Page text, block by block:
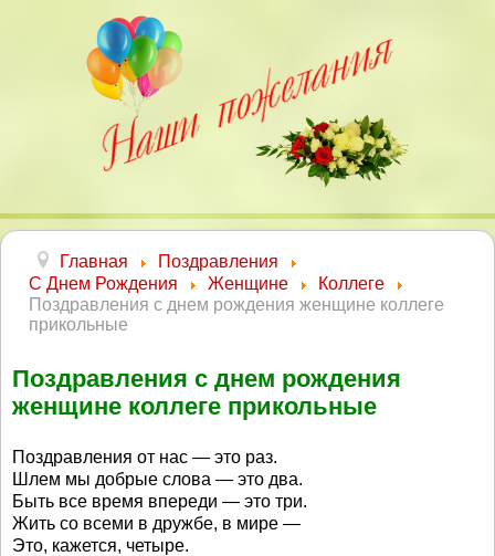
Главная
Поздравления
С Днем Рождения
Женщине
Коллеге
Поздравления с днем рождения женщине коллеге
прикольные
Поздравления с днем рождения
женщине коллеге прикольные
Поздравления от нас — это раз.
Шлем мы добрые слова — это два.
Быть все время впереди — это три.
Жить со всеми в дружбе, в мире —
Это, кажется, четыре.